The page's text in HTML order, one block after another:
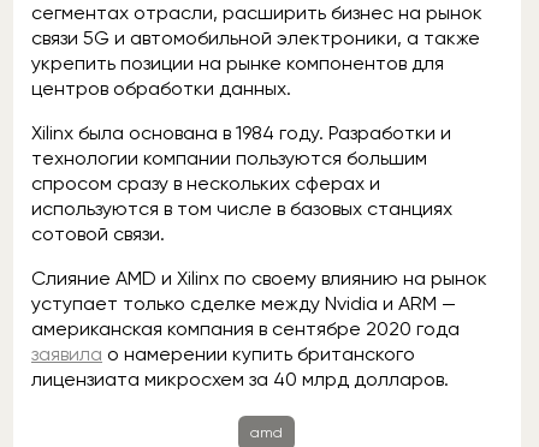
сегментах отрасли, расширить бизнес на рынок
связи 5G и автомобильной электроники, а также
укрепить позиции на рынке компонентов для
центров обработки данных.
Xilinx была основана в 1984 году. Разработки и
технологии компании пользуются большим
спросом сразу в нескольких сферах и
используются в том числе в базовых станциях
сотовой связи.
Слияние AMD и Xilinx по своему влиянию на рынок
уступает только сделке между Nvidia и ARM —
американская компания в сентябре 2020 года
заявила о намерении купить британского
лицензиата микросхем за 40 млрд долларов.
amd